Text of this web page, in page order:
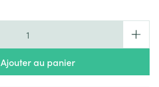
Ajouter au panier